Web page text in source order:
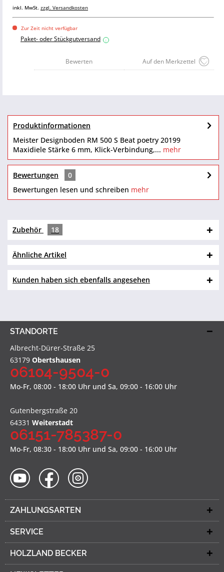
inkl. MwSt. zzgl. Versandkosten
Zur Zeit nicht verfügbar
Paket- oder Stückgutversand i
Auf den Merkzettel
Bewerten
Produktinformationen
Meister Designboden RM 500 S Beat poetry 20199
Maxidiele Stärke 6 mm, Klick-Verbindung,... mehr
Bewertungen
0
Bewertungen lesen und schreiben mehr
Zubehör 18
Ähnliche Artikel
Kunden haben sich ebenfalls angesehen
STANDORTE
Albrecht-Dürer-Straße 25
63179 Obertshausen
06104-9504-0
Mo-Fr, 08:00 - 18:00 Uhr und Sa, 09:00 - 16:00 Uhr
Gutenbergstraße 20
64331 Weiterstadt
06151-785387-0
Mo-Fr, 08:30 - 18:00 Uhr und Sa, 09:00 - 16:00 Uhr
ZAHLUNGSARTEN
SERVICE
HOLZLAND BECKER